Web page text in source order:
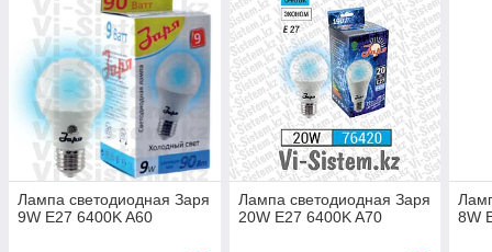
Лампа светодиодная Заря
9W E27 6400K A60
Лампа светодиодная Заря
20W E27 6400K A70
8W